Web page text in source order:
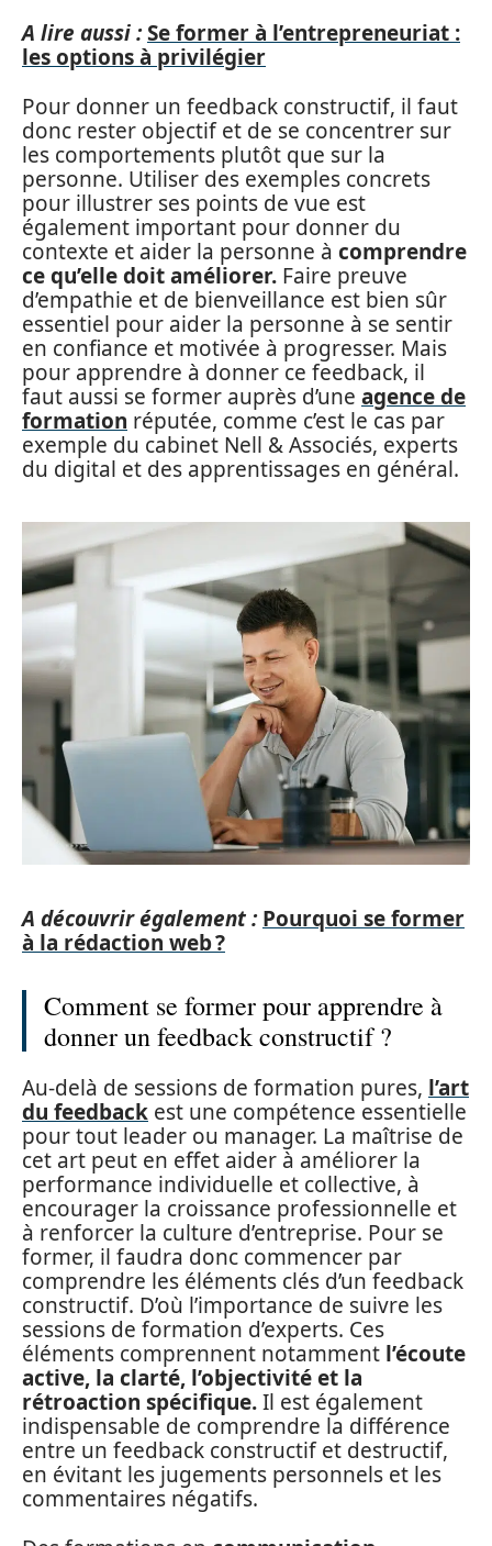
A lire aussi :Se former à l’entrepreneuriat :
les options à privilégier
Pour donner un feedback constructif, il faut
donc rester objectif et de se concentrer sur
les comportements plutôt que sur la
personne. Utiliser des exemples concrets
pour illustrer ses points de vue est
également important pour donner du
contexte et aider la personne à comprendre
ce qu’elle doit améliorer. Faire preuve
d’empathie et de bienveillance est bien sûr
essentiel pour aider la personne à se sentir
en confiance et motivée à progresser. Mais
pour apprendre à donner ce feedback, il
faut aussi se former auprès d’une agence de
formation réputée, comme c’est le cas par
exemple du cabinet Nell & Associés, experts
du digital et des apprentissages en général.
A découvrir également : Pourquoi se former
à la rédaction web ?
Comment se former pour apprendre à
donner un feedback constructif ?
Au-delà de sessions de formation pures, l’art
du feedback est une compétence essentielle
pour tout leader ou manager. La maîtrise de
cet art peut en effet aider à améliorer la
performance individuelle et collective, à
encourager la croissance professionnelle et
à renforcer la culture d’entreprise. Pour se
former, il faudra donc commencer par
comprendre les éléments clés d’un feedback
constructif. D’où l’importance de suivre les
sessions de formation d’experts. Ces
éléments comprennent notamment l’écoute
active, la clarté, l’objectivité et la
rétroaction spécifique.Il est également
indispensable de comprendre la différence
entre un feedback constructif et destructif,
en évitant les jugements personnels et les
commentaires négatifs.